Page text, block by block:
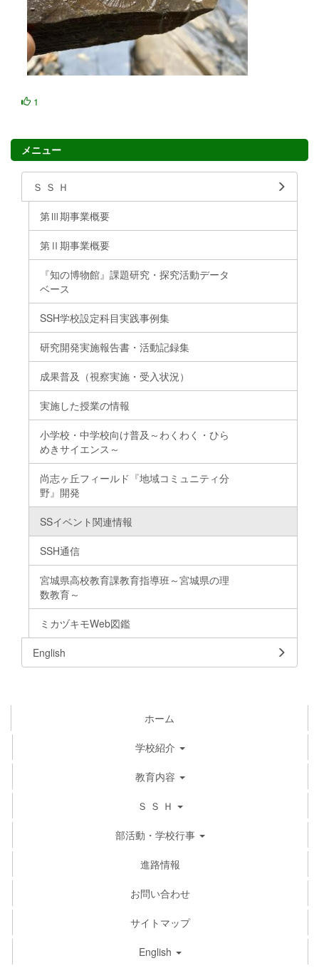
1
メニュー
Ｓ Ｓ Ｈ
第Ⅲ期事業概要
第Ⅱ期事業概要
『知の博物館』課題研究・探究活動データ
ベース
SSH学校設定科目実践事例集
研究開発実施報告書・活動記録集
成果普及（視察実施・受入状況）
実施した授業の情報
小学校・中学校向け普及～わくわく・ひら
めきサイエンス～
尚志ヶ丘フィールド『地域コミュニティ分
野』開発
SSイベント関連情報
SSH通信
宮城県高校教育課教育指導班～宮城県の理
数教育～
ミカヅキモWeb図鑑
English
ホーム
学校紹介
教育内容
Ｓ Ｓ Ｈ
部活動・学校行事
進路情報
お問い合わせ
サイトマップ
English